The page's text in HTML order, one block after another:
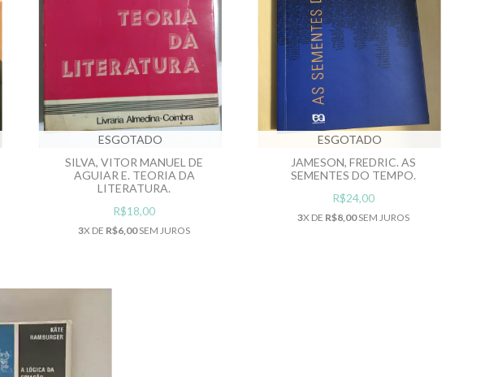
ESGOTADO
SILVA, VITOR MANUEL DE
AGUIAR E. TEORIA DA
LITERATURA.
R$18,00
3X DE R$6,00SEM JUROS
ESGOTADO
JAMESON, FREDRIC. AS
SEMENTES DO TEMPO.
R$24,00
3X DE R$8,00SEM JUROS